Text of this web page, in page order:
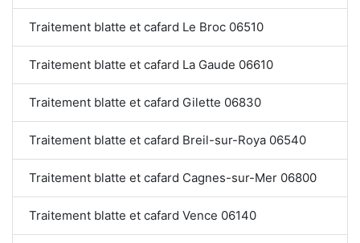
Traitement blatte et cafard Le Broc 06510
Traitement blatte et cafard La Gaude 06610
Traitement blatte et cafard Gilette 06830
Traitement blatte et cafard Breil-sur-Roya 06540
Traitement blatte et cafard Cagnes-sur-Mer 06800
Traitement blatte et cafard Vence 06140